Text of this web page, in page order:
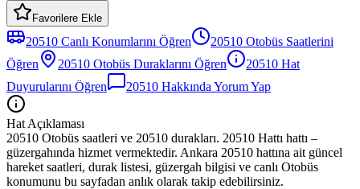
Favorilere Ekle
20510 Canlı Konumlarını Öğren 20510 Otobüs Saatlerini
Öğren
20510 Otobüs Duraklarını Öğren 20510 Hat
Duyurularını Öğren
20510 Hakkında Yorum Yap
Hat Açıklaması
20510 Otobüs saatleri ve 20510 durakları. 20510 Hattı hattı –
güzergahında hizmet vermektedir. Ankara 20510 hattına ait güncel
hareket saatleri, durak listesi, güzergah bilgisi ve canlı Otobüs
konumunu bu sayfadan anlık olarak takip edebilirsiniz.